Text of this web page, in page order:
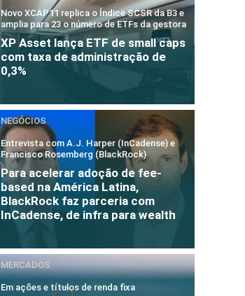
Novo XCAP11 replica o Índice SCSR da B3 e
amplia para 23 o número de ETFs da gestora
XP Asset lança ETF de small caps
com taxa de administração de
0,3%
NEGÓCIOS
Entrevista com A.J. Harper (InCadense) e
Francisco Rosemberg (BlackRock)
Para acelerar adoção de fee-
based na América Latina,
BlackRock faz parceria com
InCadense, de infra para wealth
MERCADOS
Em ações e títulos de renda fixa